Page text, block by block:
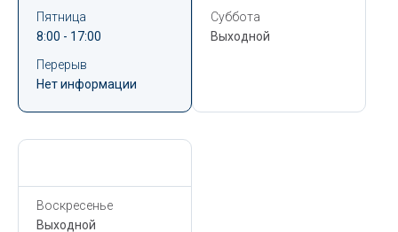
Пятница
8:00 - 17:00
Перерыв
Нет информации
Суббота
Выходной
Воскресенье
Выходной